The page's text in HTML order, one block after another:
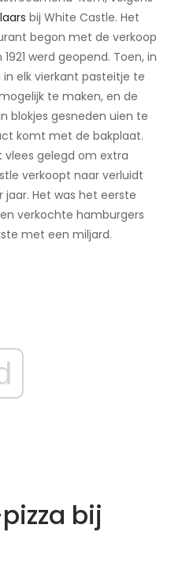
bij White Castle. Het
begon met de verkoop
werd geopend. Toen, in
elk vierkant pasteitje te
te maken, en de
blokjes gesneden uien te
komt met de bakplaat.
gelegd om extra
verkoopt naar verluidt
Het was het eerste
verkochte hamburgers
met een miljard.
bij